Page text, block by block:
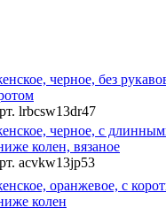
lrbcsw13dr47
acvkw13jp53